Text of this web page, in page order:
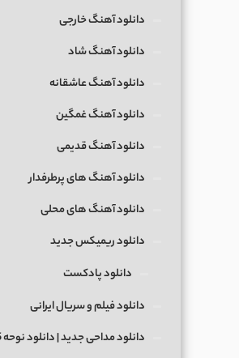
دانلود آهنگ خارجی
دانلود آهنگ شاد
دانلود آهنگ عاشقانه
دانلود آهنگ غمگین
دانلود آهنگ قدیمی
دانلود آهنگ های پرطرفدار
دانلود آهنگ های محلی
دانلود ریمیکس جدید
دانلود پادکست
دانلود فیلم و سریال ایرانی
دانلود مداحی جدید | دانلود نوحه 1405